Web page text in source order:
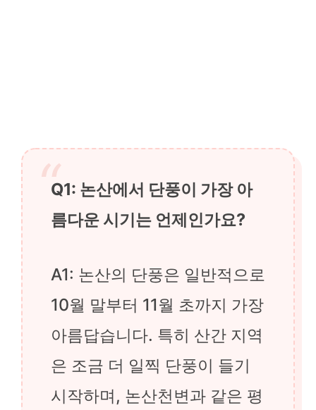
Q1: 논산에서 단풍이 가장 아
름다운 시기는 언제인가요?
A1: 논산의 단풍은 일반적으로
10월 말부터 11월 초까지 가장
아름답습니다. 특히 산간 지역
은 조금 더 일찍 단풍이 들기
시작하며, 논산천변과 같은 평